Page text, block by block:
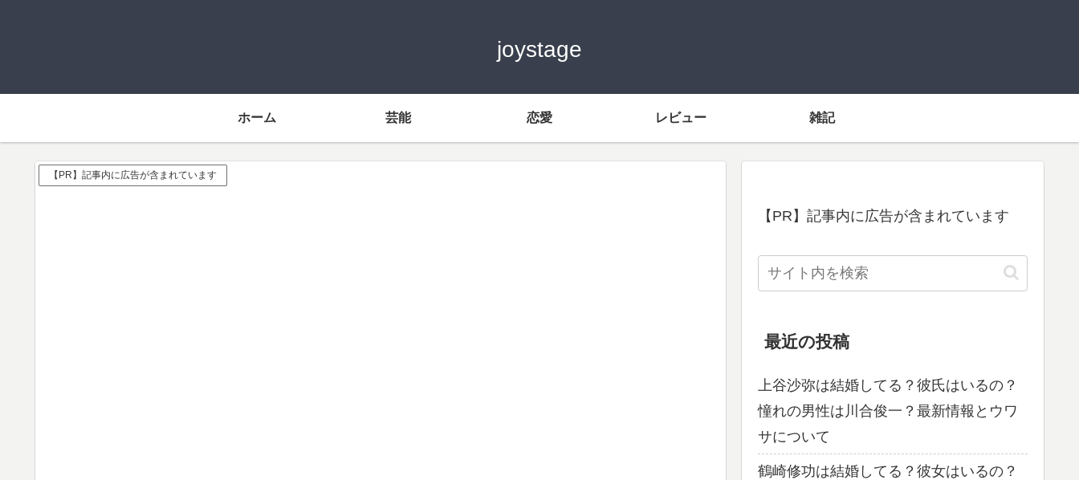
joystage
ホーム 芸能 恋愛 レビュー 雑記
【PR】記事内に広告が含まれています
【PR】記事内に広告が含まれています
最近の投稿
上谷沙弥は結婚してる？彼氏はいるの？
憧れの男性は川合俊一？最新情報とウワ
サについて
鶴崎修功は結婚してる？彼女はいるの？